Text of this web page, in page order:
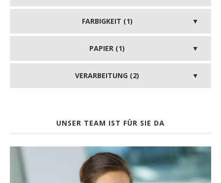
FARBIGKEIT (1)
PAPIER (1)
VERARBEITUNG (2)
UNSER TEAM IST FÜR SIE DA